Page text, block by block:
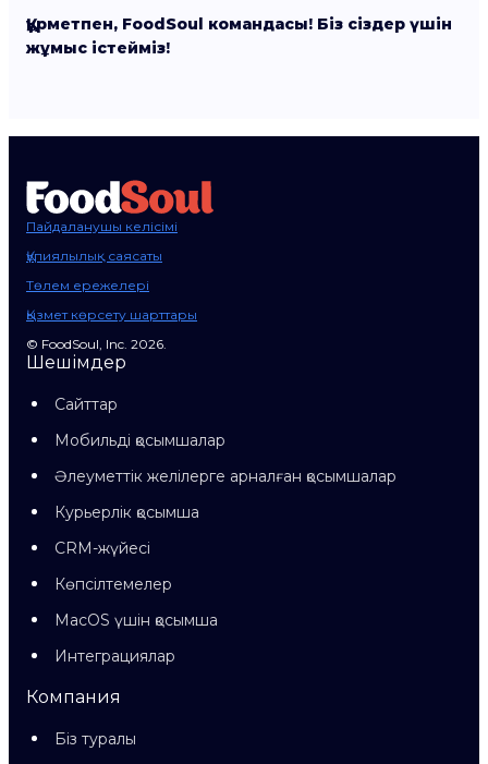
Құрметпен, FoodSoul командасы! Біз сіздер үшін
жұмыс істейміз!
Пайдаланушы келісімі
Құпиялылық саясаты
Төлем ережелері
Қызмет көрсету шарттары
© FoodSoul, Inc. 2026.
Шешімдер
Сайттар
Мобильді қосымшалар
Әлеуметтік желілерге арналған қосымшалар
Курьерлік қосымша
CRM-жүйесі
Көпсілтемелер
MacOS үшін қосымша
Интеграциялар
Компания
Біз туралы